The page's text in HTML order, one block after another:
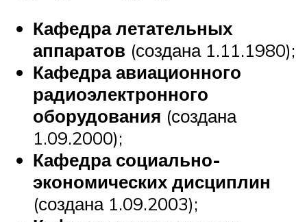
Кафедра летательных
аппаратов (создана 1.11.1980);
Кафедра авиационного
радиоэлектронного
оборудования (создана
1.09.2000);
Кафедра социально-
экономических дисциплин
(создана 1.09.2003);